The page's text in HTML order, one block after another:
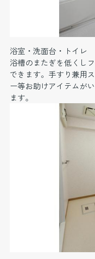
浴室・洗面台・トイレ
浴槽のまたぎを低くし
できます。手すり兼用
ー等お助けアイテムが
ます。